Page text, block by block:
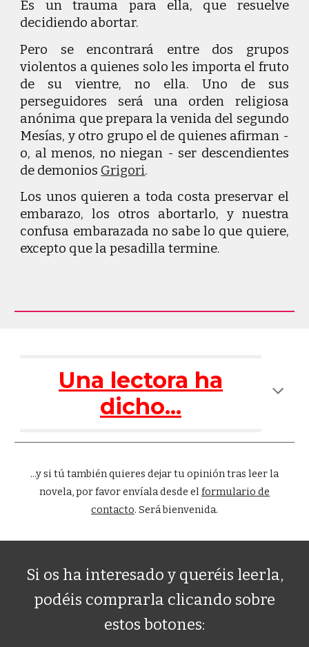
Es un trauma para ella, que resuelve
decidiendo abortar.
Pero se encontrará entre dos grupos
violentos a quienes solo les importa el fruto
de su vientre, no ella. Uno de sus
perseguidores será una orden religiosa
anónima que prepara la venida del segundo
Mesías, y otro grupo el de quienes afirman -
o, al menos, no niegan - ser descendientes
de demonios Grigori.
Los unos quieren a toda costa preservar el
embarazo, los otros abortarlo, y nuestra
confusa embarazada no sabe lo que quiere,
excepto que la pesadilla termine.
Una lectora ha
dicho...
...y si tú también quieres dejar tu opinión tras leer la
novela, por favor envíala desde elformulario de
contacto. Será bienvenida.
Si os ha interesado y queréis leerla,
podéis comprarla clicando sobre
estos botones: